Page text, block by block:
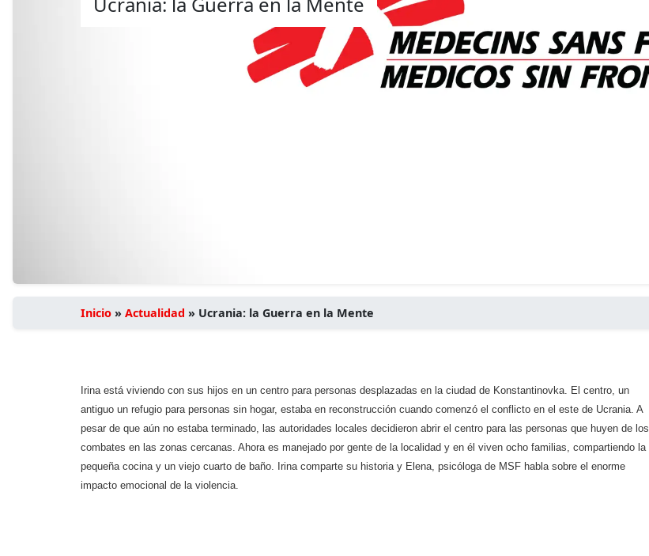
Inicio » Actualidad » Ucrania: la Guerra en la Mente
Irina está viviendo con sus hijos en un centro para personas desplazadas en la ciudad de Konstantinovka. El centro, un
antiguo un refugio para personas sin hogar, estaba en reconstrucción cuando comenzó el conflicto en el este de Ucrania. A
pesar de que aún no estaba terminado, las autoridades locales decidieron abrir el centro para las personas que huyen de los
combates en las zonas cercanas. Ahora es manejado por gente de la localidad y en él viven ocho familias, compartiendo la
pequeña cocina y un viejo cuarto de baño. Irina comparte su historia y Elena, psicóloga de MSF habla sobre el enorme
impacto emocional de la violencia.